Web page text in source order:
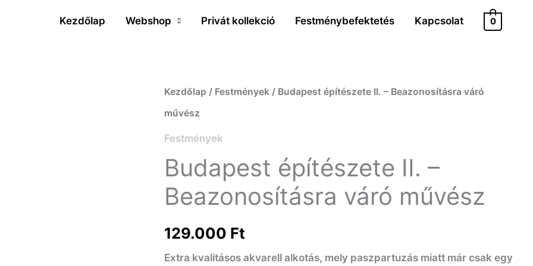
Kezdőlap Webshop Privát kollekció Festménybefektetés Kapcsolat 0
Kezdőlap / Festmények / Budapest építészete II. – Beazonosításra váró
művész
Festmények
Budapest építészete II. –
Beazonosításra váró művész
129.000 Ft
Extra kvalitásos akvarell alkotás, mely paszpartuzás miatt már csak egy
Budapest
építészete
II.
Beazonosításra
váró
mennyiség